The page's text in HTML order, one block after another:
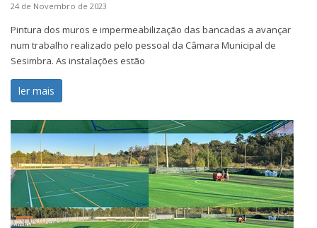
24 de Novembro de 2023
Pintura dos muros e impermeabilização das bancadas a avançar
num trabalho realizado pelo pessoal da Câmara Municipal de
Sesimbra. As instalações estão
ler mais